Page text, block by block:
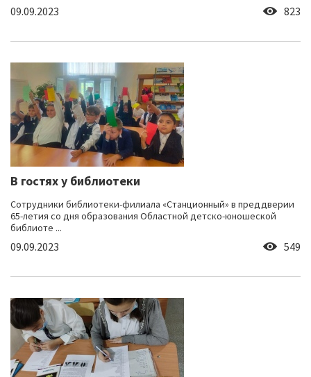
09.09.2023 823
В гостях у библиотеки
Сотрудники библиотеки-филиала «Станционный» в преддверии
65-летия со дня образования Областной детско-юношеской
библиоте ...
09.09.2023 549